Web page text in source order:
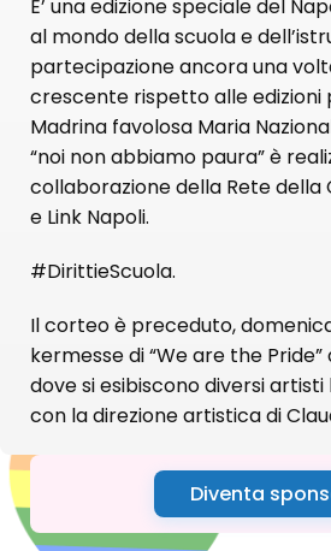
E’ una edizione speciale del
al mondo della scuola e
partecipazione ancora una
crescente rispetto alle edizioni
Madrina favolosa Maria
“noi non abbiamo paura” è
collaborazione della Rete della
e Link Napoli.
#DirittieScuola.
Il corteo è preceduto,
kermesse di “We are the Pride”
dove si esibiscono diversi artisti
con la direzione artistica di
Diventa